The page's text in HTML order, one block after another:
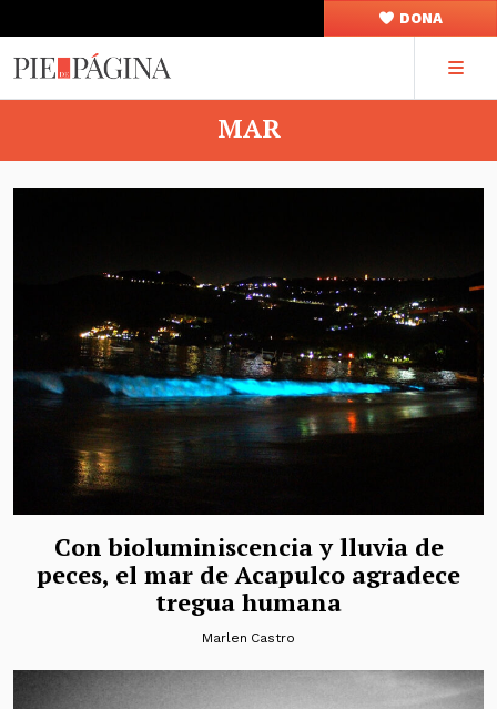
DONA
MAR
Con bioluminiscencia y lluvia de
peces, el mar de Acapulco agradece
tregua humana
Marlen Castro